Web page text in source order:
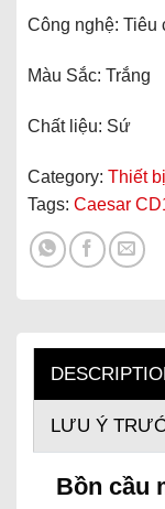
Công nghệ: Tiêu
Màu Sắc: Trắng
Chất liệu: Sứ
Category: Thiết
Tags: Caesar
LƯU Ý
Bồn cầu